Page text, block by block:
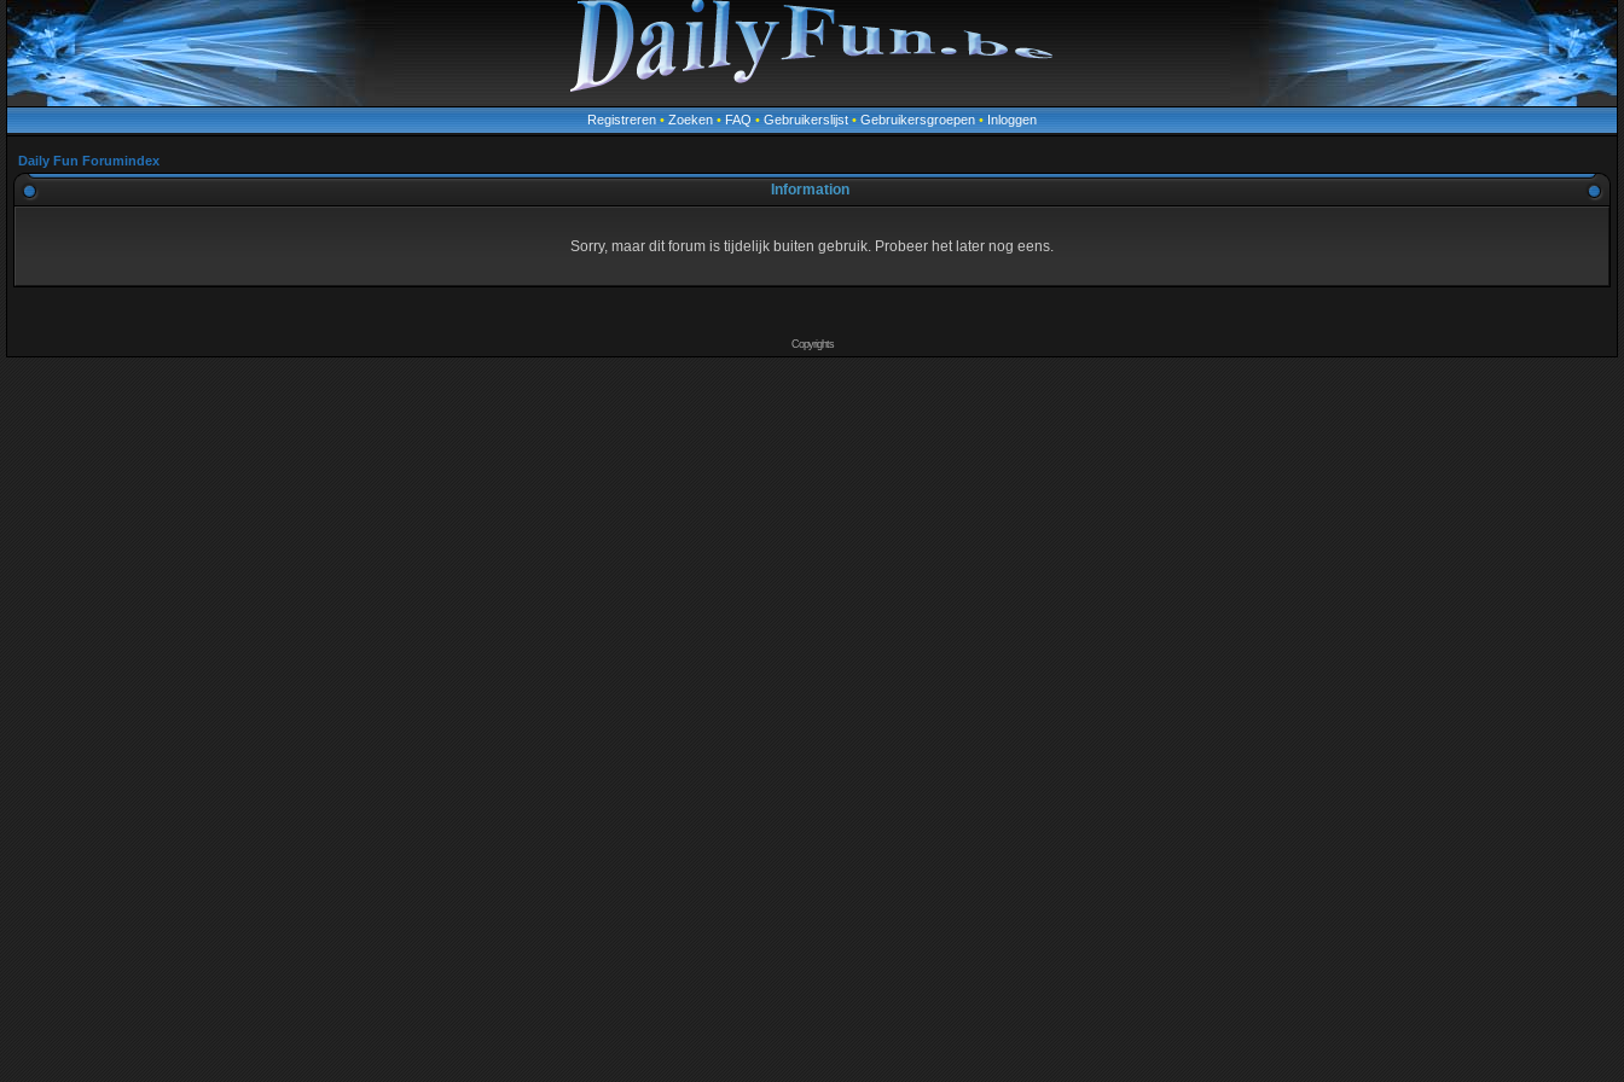
Registreren • Zoeken • FAQ • Gebruikerslijst • Gebruikersgroepen • Inloggen
Daily Fun Forumindex
Information
Sorry, maar dit forum is tijdelijk buiten gebruik. Probeer het later nog eens.
Copyrights